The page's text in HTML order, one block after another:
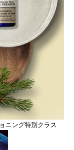
ニング特別クラス